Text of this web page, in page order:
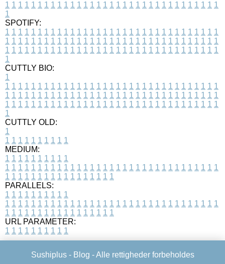
1 1 1 1 1 1 1 1 1 1 1 1 1 1 1 1 1 1 1 1 1 1 1 1 1 1 1 1 1 1 1 1 1
1
SPOTIFY:
1 1 1 1 1 1 1 1 1 1 1 1 1 1 1 1 1 1 1 1 1 1 1 1 1 1 1 1 1 1 1 1 1
1 1 1 1 1 1 1 1 1 1 1 1 1 1 1 1 1 1 1 1 1 1 1 1 1 1 1 1 1 1 1 1 1
1 1 1 1 1 1 1 1 1 1 1 1 1 1 1 1 1 1 1 1 1 1 1 1 1 1 1 1 1 1 1 1 1
1
CUTTLY BIO:
1
1 1 1 1 1 1 1 1 1 1 1 1 1 1 1 1 1 1 1 1 1 1 1 1 1 1 1 1 1 1 1 1 1
1 1 1 1 1 1 1 1 1 1 1 1 1 1 1 1 1 1 1 1 1 1 1 1 1 1 1 1 1 1 1 1 1
1 1 1 1 1 1 1 1 1 1 1 1 1 1 1 1 1 1 1 1 1 1 1 1 1 1 1 1 1 1 1 1 1
1
CUTTLY OLD:
1
1 1 1 1 1 1 1 1 1 1
MEDIUM:
1 1 1 1 1 1 1 1 1 1
1 1 1 1 1 1 1 1 1 1 1 1 1 1 1 1 1 1 1 1 1 1 1 1 1 1 1 1 1 1 1 1 1
1 1 1 1 1 1 1 1 1 1 1 1 1 1 1 1 1
PARALLELS:
1 1 1 1 1 1 1 1 1 1
1 1 1 1 1 1 1 1 1 1 1 1 1 1 1 1 1 1 1 1 1 1 1 1 1 1 1 1 1 1 1 1 1
1 1 1 1 1 1 1 1 1 1 1 1 1 1 1 1 1
URL PARAMETER:
1 1 1 1 1 1 1 1 1 1
Sushiplus - Blog - Alle rettigheder forbeholdes